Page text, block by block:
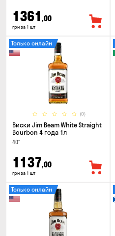
1361 ,00
грн за 1 шт
(0)
Только онлайн
Виски Jim Beam White Straight
Bourbon 4 года 1л
40°
1137,00
грн за 1 шт
Только онлайн